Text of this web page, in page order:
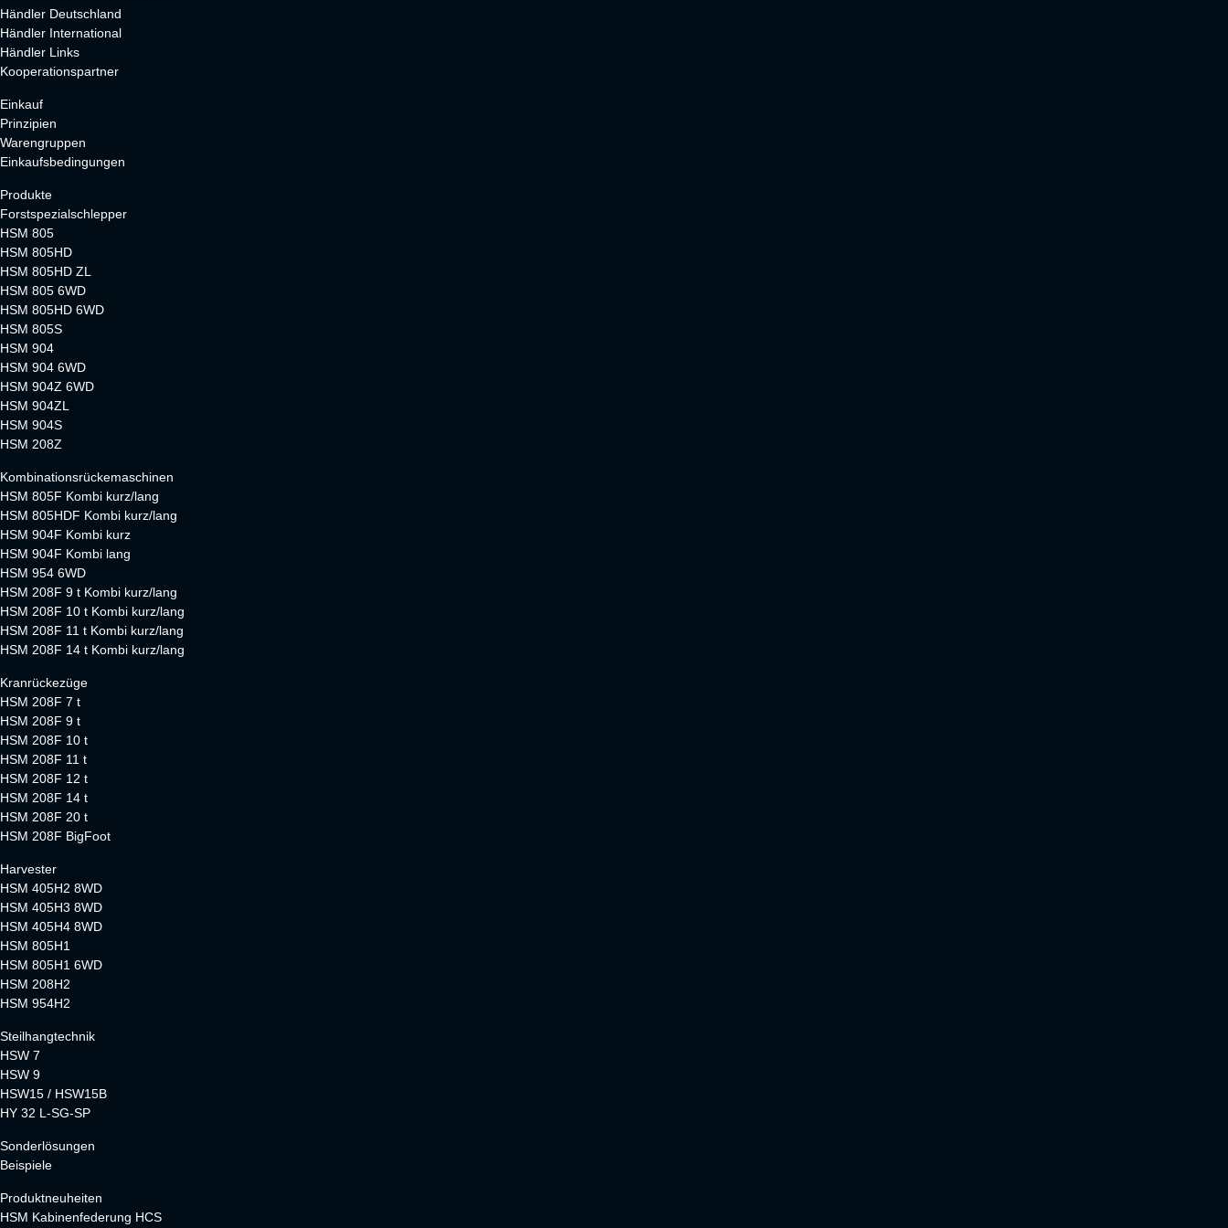
Händler Deutschland
Händler International
Händler Links
Kooperationspartner
Einkauf
Prinzipien
Warengruppen
Einkaufsbedingungen
Produkte
Forstspezialschlepper
HSM 805
HSM 805HD
HSM 805HD ZL
HSM 805 6WD
HSM 805HD 6WD
HSM 805S
HSM 904
HSM 904 6WD
HSM 904Z 6WD
HSM 904ZL
HSM 904S
HSM 208Z
Kombinationsrückemaschinen
HSM 805F Kombi kurz/lang
HSM 805HDF Kombi kurz/lang
HSM 904F Kombi kurz
HSM 904F Kombi lang
HSM 954 6WD
HSM 208F 9 t Kombi kurz/lang
HSM 208F 10 t Kombi kurz/lang
HSM 208F 11 t Kombi kurz/lang
HSM 208F 14 t Kombi kurz/lang
Kranrückezüge
HSM 208F 7 t
HSM 208F 9 t
HSM 208F 10 t
HSM 208F 11 t
HSM 208F 12 t
HSM 208F 14 t
HSM 208F 20 t
HSM 208F BigFoot
Harvester
HSM 405H2 8WD
HSM 405H3 8WD
HSM 405H4 8WD
HSM 805H1
HSM 805H1 6WD
HSM 208H2
HSM 954H2
Steilhangtechnik
HSW 7
HSW 9
HSW15 / HSW15B
HY 32 L-SG-SP
Sonderlösungen
Beispiele
Produktneuheiten
HSM Kabinenfederung HCS